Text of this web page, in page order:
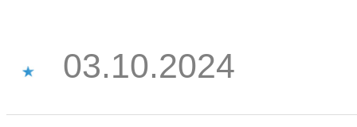
03.10.2024